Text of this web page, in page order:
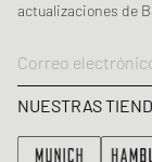
actualizaciones de
Correo
NUESTRAS